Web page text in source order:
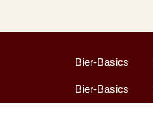
Bier-Basics
Bier-Basics